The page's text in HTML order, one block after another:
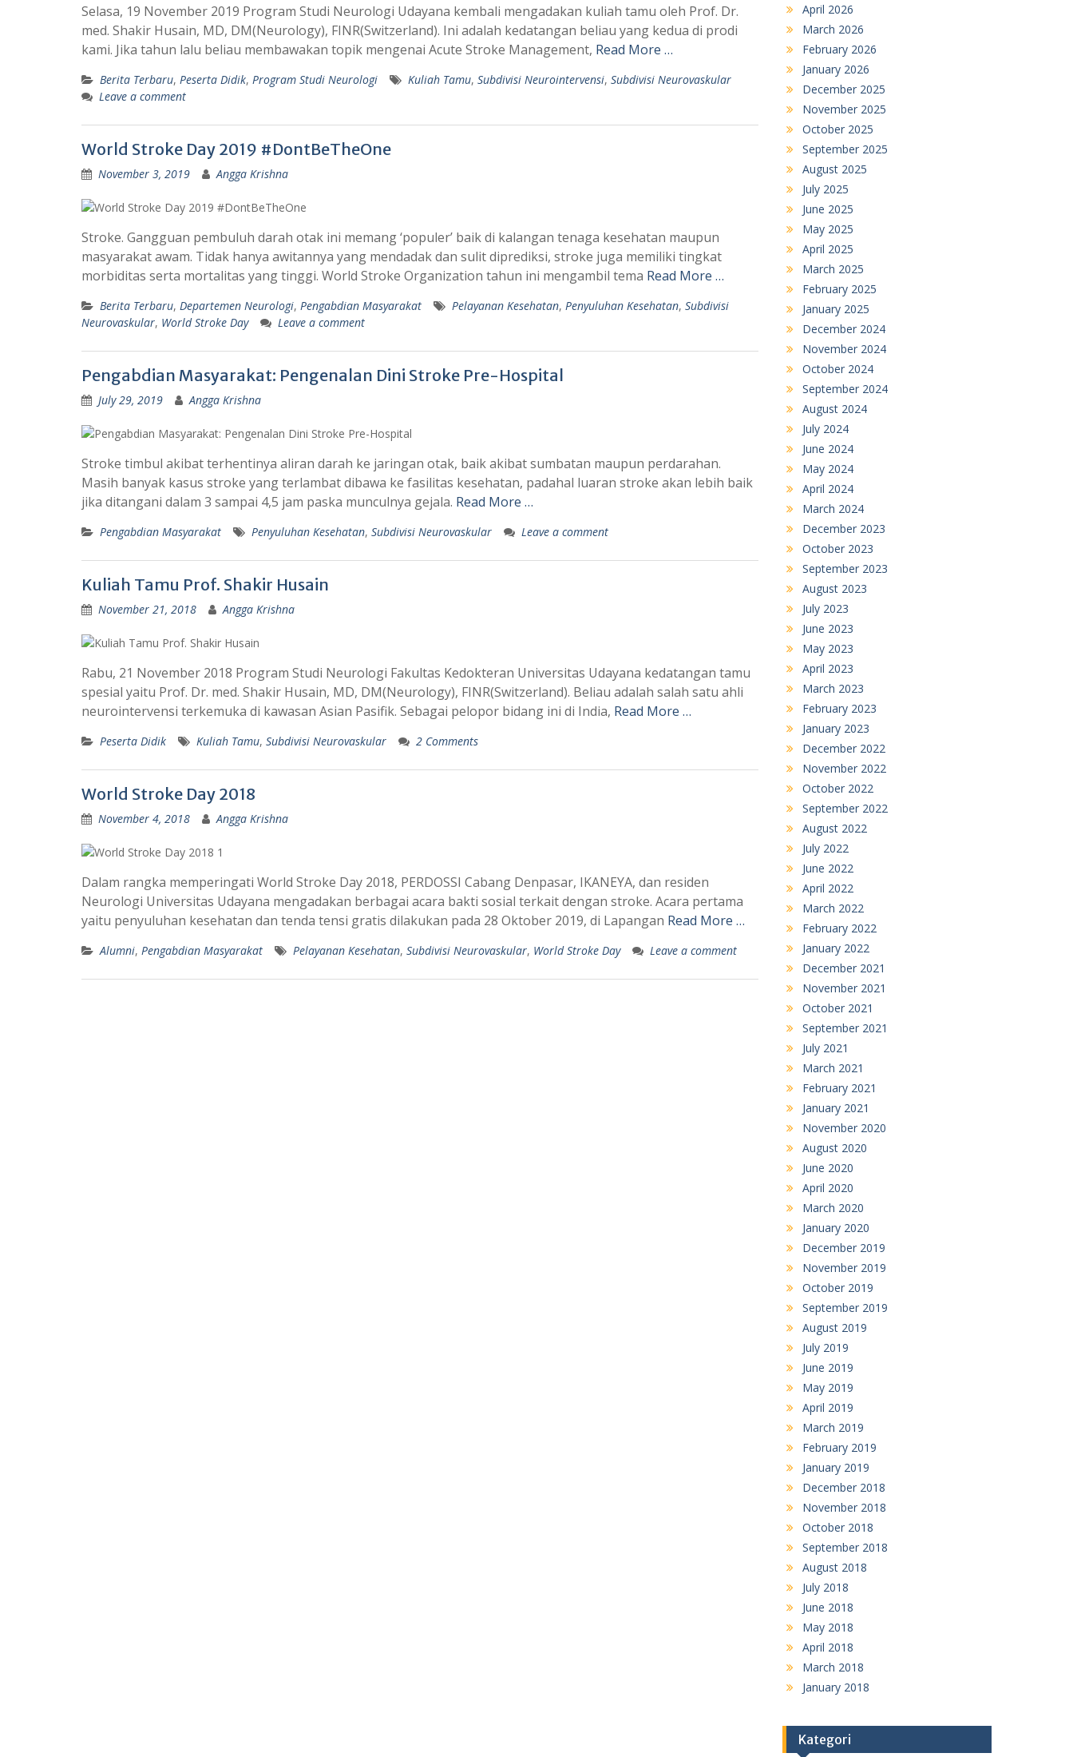
Selasa, 19 November 2019 Program Studi Neurologi Udayana kembali mengadakan kuliah tamu oleh Prof. Dr.
med. Shakir Husain, MD, DM(Neurology), FINR(Switzerland). Ini adalah kedatangan beliau yang kedua di prodi
kami. Jika tahun lalu beliau membawakan topik mengenai Acute Stroke Management, Read More …
Berita Terbaru, Peserta Didik, Program Studi Neurologi Kuliah Tamu, Subdivisi Neurointervensi, Subdivisi Neurovaskular
Leave a comment
World Stroke Day 2019 #DontBeTheOne
November 3, 2019 Angga Krishna
Stroke. Gangguan pembuluh darah otak ini memang ‘populer’ baik di kalangan tenaga kesehatan maupun
masyarakat awam. Tidak hanya awitannya yang mendadak dan sulit diprediksi, stroke juga memiliki tingkat
morbiditas serta mortalitas yang tinggi. World Stroke Organization tahun ini mengambil tema Read More …
Berita Terbaru, Departemen Neurologi, Pengabdian Masyarakat Pelayanan Kesehatan, Penyuluhan Kesehatan, Subdivisi
Neurovaskular, World Stroke Day Leave a comment
Pengabdian Masyarakat: Pengenalan Dini Stroke Pre-Hospital
July 29, 2019 Angga Krishna
Stroke timbul akibat terhentinya aliran darah ke jaringan otak, baik akibat sumbatan maupun perdarahan.
Masih banyak kasus stroke yang terlambat dibawa ke fasilitas kesehatan, padahal luaran stroke akan lebih baik
jika ditangani dalam 3 sampai 4,5 jam paska munculnya gejala. Read More …
Pengabdian Masyarakat Penyuluhan Kesehatan, Subdivisi Neurovaskular Leave a comment
Kuliah Tamu Prof. Shakir Husain
November 21, 2018 Angga Krishna
Rabu, 21 November 2018 Program Studi Neurologi Fakultas Kedokteran Universitas Udayana kedatangan tamu
spesial yaitu Prof. Dr. med. Shakir Husain, MD, DM(Neurology), FINR(Switzerland). Beliau adalah salah satu ahli
neurointervensi terkemuka di kawasan Asian Pasifik. Sebagai pelopor bidang ini di India, Read More …
Peserta Didik Kuliah Tamu, Subdivisi Neurovaskular 2 Comments
World Stroke Day 2018
November 4, 2018 Angga Krishna
Dalam rangka memperingati World Stroke Day 2018, PERDOSSI Cabang Denpasar, IKANEYA, dan residen
Neurologi Universitas Udayana mengadakan berbagai acara bakti sosial terkait dengan stroke. Acara pertama
yaitu penyuluhan kesehatan dan tenda tensi gratis dilakukan pada 28 Oktober 2019, di Lapangan Read More …
Alumni, Pengabdian Masyarakat Pelayanan Kesehatan, Subdivisi Neurovaskular, World Stroke Day Leave a comment
April 2026
March 2026
February 2026
January 2026
December 2025
November 2025
October 2025
September 2025
August 2025
July 2025
June 2025
May 2025
April 2025
March 2025
February 2025
January 2025
December 2024
November 2024
October 2024
September 2024
August 2024
July 2024
June 2024
May 2024
April 2024
March 2024
December 2023
October 2023
September 2023
August 2023
July 2023
June 2023
May 2023
April 2023
March 2023
February 2023
January 2023
December 2022
November 2022
October 2022
September 2022
August 2022
July 2022
June 2022
April 2022
March 2022
February 2022
January 2022
December 2021
November 2021
October 2021
September 2021
July 2021
March 2021
February 2021
January 2021
November 2020
August 2020
June 2020
April 2020
March 2020
January 2020
December 2019
November 2019
October 2019
September 2019
August 2019
July 2019
June 2019
May 2019
April 2019
March 2019
February 2019
January 2019
December 2018
November 2018
October 2018
September 2018
August 2018
July 2018
June 2018
May 2018
April 2018
March 2018
January 2018
Kategori